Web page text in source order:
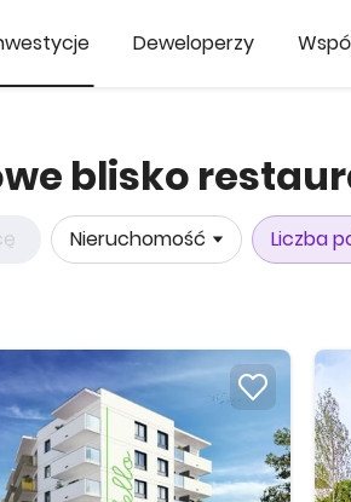
Deweloperzy
blisko
Nieruchomość Liczba